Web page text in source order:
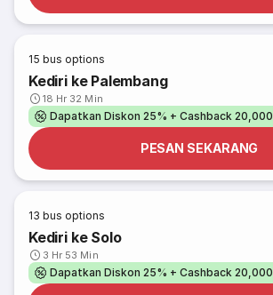
15 bus options
Kediri ke Palembang
18 Hr 32 Min
Dapatkan Diskon 25% + Cashback 20,000
PESAN SEKARANG
13 bus options
Kediri ke Solo
3 Hr 53 Min
Dapatkan Diskon 25% + Cashback 20,000